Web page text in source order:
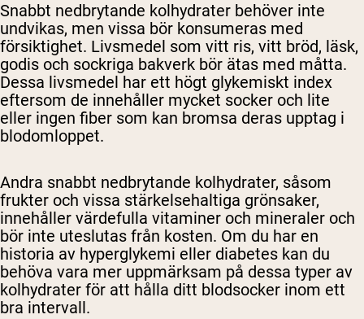
Snabbt nedbrytande kolhydrater behöver inte
undvikas, men vissa bör konsumeras med
försiktighet. Livsmedel som vitt ris, vitt bröd, läsk,
godis och sockriga bakverk bör ätas med måtta.
Dessa livsmedel har ett högt glykemiskt index
eftersom de innehåller mycket socker och lite
eller ingen fiber som kan bromsa deras upptag i
blodomloppet.
Andra snabbt nedbrytande kolhydrater, såsom
frukter och vissa stärkelsehaltiga grönsaker,
innehåller värdefulla vitaminer och mineraler och
bör inte uteslutas från kosten. Om du har en
historia av hyperglykemi eller diabetes kan du
behöva vara mer uppmärksam på dessa typer av
kolhydrater för att hålla ditt blodsocker inom ett
bra intervall.
Handla Nu